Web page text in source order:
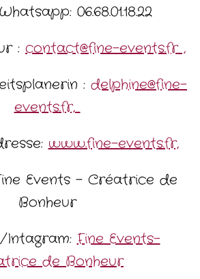
06.68.01.18.22
: contact@fine-events.fr ,
: delphine@fine-
events.fr,
www.fine-events.fr,
Events – Créatrice de
Bonheur
Intagram:Fine Events-
de Bonheur